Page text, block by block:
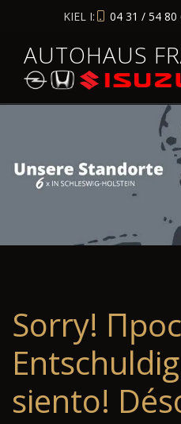
KIEL I: 04 31 / 54 80
AUTOHAUS
Sorry!
siento!